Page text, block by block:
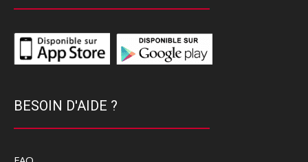
BESOIN D'AIDE ?